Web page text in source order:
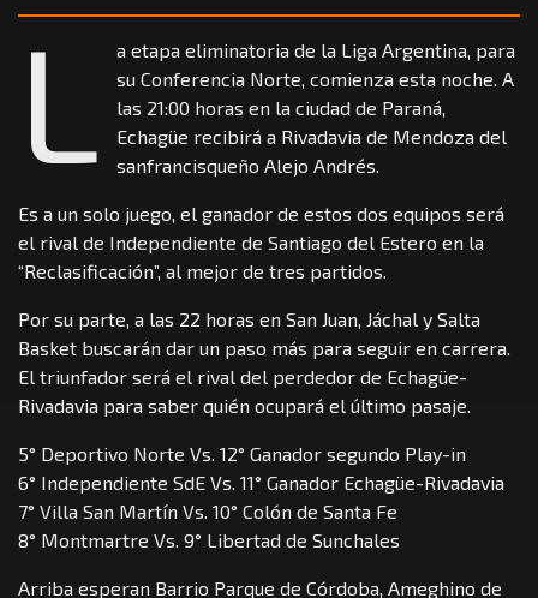
L
a etapa eliminatoria de la Liga Argentina, para
su Conferencia Norte, comienza esta noche. A
las 21:00 horas en la ciudad de Paraná,
Echagüe recibirá a Rivadavia de Mendoza del
sanfrancisqueño Alejo Andrés.
Es a un solo juego, el ganador de estos dos equipos será
el rival de Independiente de Santiago del Estero en la
“Reclasificación”, al mejor de tres partidos.
Por su parte, a las 22 horas en San Juan, Jáchal y Salta
Basket buscarán dar un paso más para seguir en carrera.
El triunfador será el rival del perdedor de Echagüe-
Rivadavia para saber quién ocupará el último pasaje.
5° Deportivo Norte Vs. 12° Ganador segundo Play-in
6° Independiente SdE Vs. 11° Ganador Echagüe-Rivadavia
7° Villa San Martín Vs. 10° Colón de Santa Fe
8° Montmartre Vs. 9° Libertad de Sunchales
Arriba esperan Barrio Parque de Córdoba, Ameghino de